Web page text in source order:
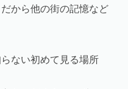
から他の街の記憶など
ない初めて見る場所